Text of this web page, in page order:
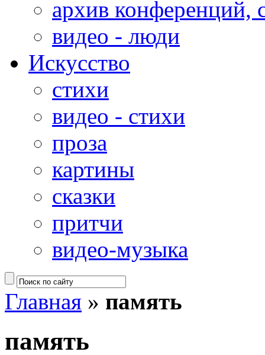
архив конференций,
видео - люди
Искусство
стихи
видео - стихи
проза
картины
сказки
притчи
видео-музыка
Главная » память
память